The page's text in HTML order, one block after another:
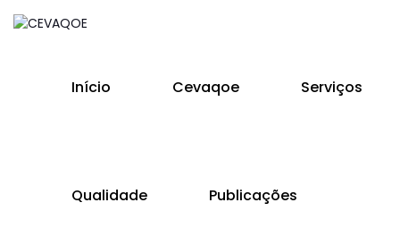
Início Cevaqoe Serviços
Qualidade Publicações